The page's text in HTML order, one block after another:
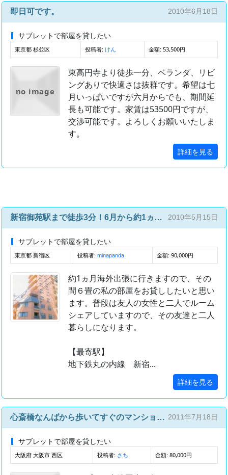
即日可です。 2010年6月18日
サブレットで部屋を貸したい
東京都 杉並区 投稿者: けん 金額: 53,500円
no image
東高円寺より徒歩一分、ベランダ、リビ
ングありで快適さは抜群です。希望は七
月いっぱいですが六月からでも、期間延
長も可能です。家賃は53500円ですが、
交渉可能です。よろしくお願いいたしま
す。
詳細を見る
新宿御苑駅まで徒歩3分！6月から約1ヵ月！ 2010年5月15日
サブレットで部屋を貸したい
東京都 新宿区 投稿者: minapanda 金額: 90,000円
約1ヵ月海外出張に行きますので、その
間６畳の私の部屋をお貸ししたいと思い
ます。普段は友人の女性と二人でルーム
シェアしていますので、その友達と二人
暮らしになります。
【最寄駅】
地下鉄丸の内線 新宿...
詳細を見る
心斎橋なんばから歩いてすぐのマンションの一室をそのままお貸しします。 2011年7月18日
サブレットで部屋を貸したい
大阪府 大阪市 西区 投稿者: さち 金額: 80,000円